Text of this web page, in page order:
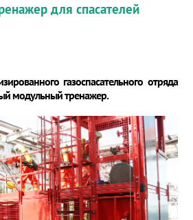
для спасателей
газоспасательного отряда
модульный тренажер.